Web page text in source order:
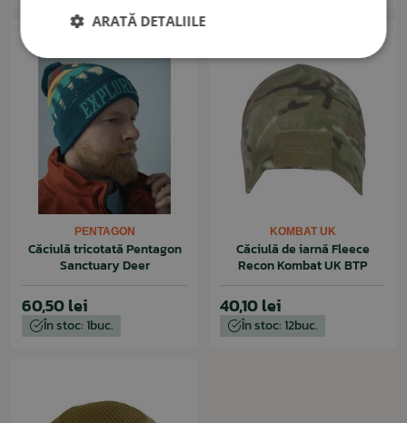
PENTAGON
Căciulă tricotată Pentagon
Sanctuary Deer
60,50 lei
În stoc: 1buc.
KOMBAT UK
Căciulă de iarnă Fleece
Recon Kombat UK BTP
40,10 lei
În stoc: 12buc.
ARATĂ DETALIILE